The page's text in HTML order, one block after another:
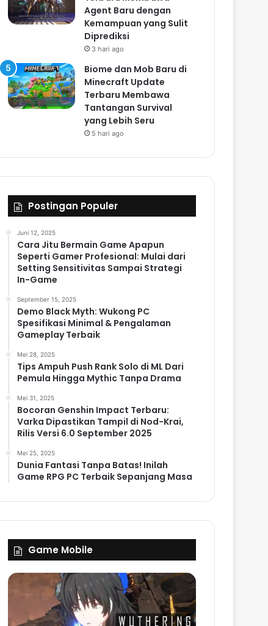
Agent Baru dengan
Kemampuan yang Sulit
Diprediksi
3 hari ago
Biome dan Mob Baru di
Minecraft Update
Terbaru Membawa
Tantangan Survival
yang Lebih Seru
5 hari ago
Postingan Populer
Juni 12, 2025
Cara Jitu Bermain Game Apapun
Seperti Gamer Profesional: Mulai dari
Setting Sensitivitas Sampai Strategi
In-Game
September 15, 2025
Demo Black Myth: Wukong PC
Spesifikasi Minimal & Pengalaman
Gameplay Terbaik
Mei 28, 2025
Tips Ampuh Push Rank Solo di ML Dari
Pemula Hingga Mythic Tanpa Drama
Mei 31, 2025
Bocoran Genshin Impact Terbaru:
Varka Dipastikan Tampil di Nod-Krai,
Rilis Versi 6.0 September 2025
Mei 25, 2025
Dunia Fantasi Tanpa Batas! Inilah
Game RPG PC Terbaik Sepanjang Masa
Game Mobile